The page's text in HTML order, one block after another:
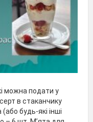
можна подати у
в стаканчику
будь-які інші